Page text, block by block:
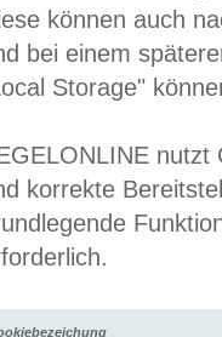
können auch
bei einem
Storage"
nutzt
korrekte